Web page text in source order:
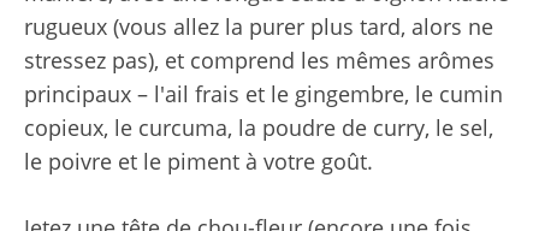
rugueux (vous allez la purer plus tard, alors ne
stressez pas), et comprend les mêmes arômes
principaux – l'ail frais et le gingembre, le cumin
copieux, le curcuma, la poudre de curry, le sel,
le poivre et le piment à votre goût.